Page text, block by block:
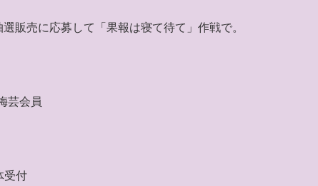
販売に応募して「果報は寝て待て」作戦で。
芸会員
付